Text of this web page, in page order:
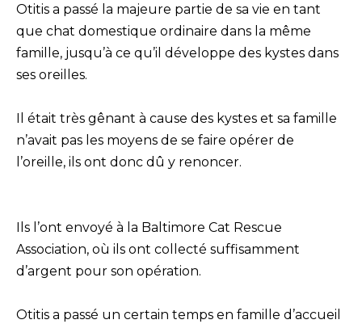
Otitis a passé la majeure partie de sa vie en tant
que chat domestique ordinaire dans la même
famille, jusqu’à ce qu’il développe des kystes dans
ses oreilles.
Il était très gênant à cause des kystes et sa famille
n’avait pas les moyens de se faire opérer de
l’oreille, ils ont donc dû y renoncer.
Ils l’ont envoyé à la Baltimore Cat Rescue
Association, où ils ont collecté suffisamment
d’argent pour son opération.
Otitis a passé un certain temps en famille d’accueil